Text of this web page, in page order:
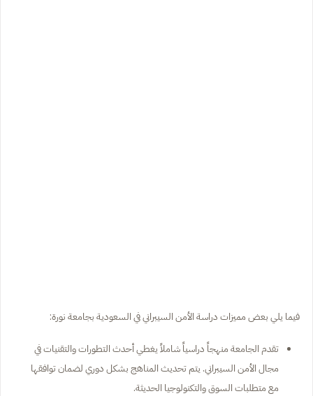
فيما يلي بعض مميزات دراسة الأمن السيبراني في السعودية بجامعة نورة:
تقدم الجامعة منهجاً دراسياً شاملاً يغطي أحدث التطورات والتقنيات في
مجال الأمن السيبراني. يتم تحديث المناهج بشكل دوري لضمان توافقها
مع متطلبات السوق والتكنولوجيا الحديثة.